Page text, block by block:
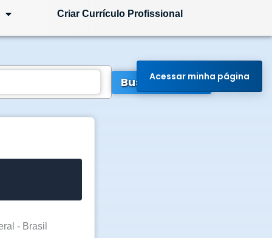
Criar Currículo Profissional
Buscar Vagas
- Brasil
Acessar minha página